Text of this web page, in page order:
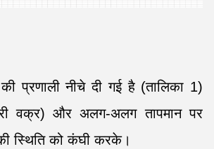
प्रणाली नीचे दी गई है (तालिका 1)
वक्र) और अलग-अलग तापमान पर
स्थिति को कंघी करके।